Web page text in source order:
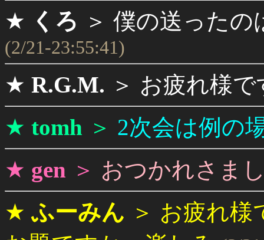
★ くろ ＞ 僕の送ったの
(2/21-23:55:41)
★ R.G.M. ＞ お疲れ様で
★ tomh ＞ 2次会は例の
★ gen ＞ おつかれさま
★ふーみん ＞ お疲れ様